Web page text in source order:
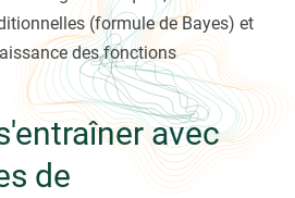
(formule de Bayes) et
des fonctions
avec
de